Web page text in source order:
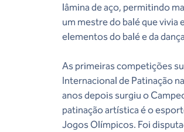
lâmina de aço, permitindo
um mestre do balé que vivia
elementos do balé e da
As primeiras competições
Internacional de Patinação
anos depois surgiu o
patinação artística é o
Jogos Olímpicos. Foi